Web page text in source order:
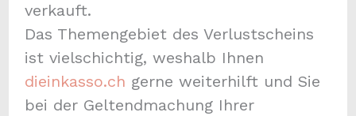
verkauft.
Das Themengebiet des Verlustscheins
ist vielschichtig, weshalb Ihnen
dieinkasso.ch gerne weiterhilft und Sie
bei der Geltendmachung Ihrer